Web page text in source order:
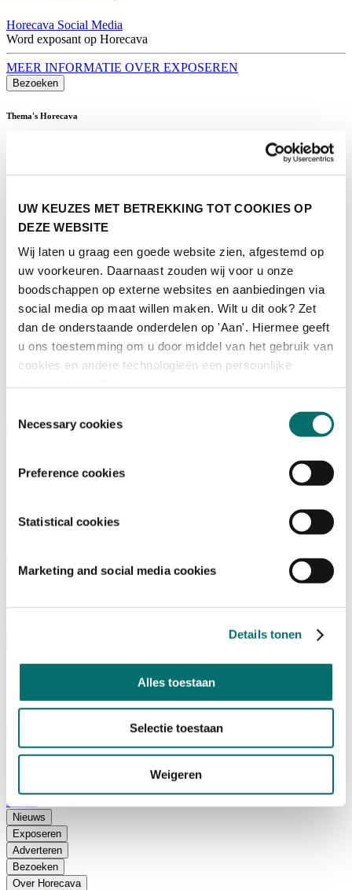
UW KEUZES MET BETREKKING TOT COOKIES OP
DEZE WEBSITE
Wij laten u graag een goede website zien, afgestemd op
uw voorkeuren. Daarnaast zouden wij voor u onze
boodschappen op externe websites en aanbiedingen via
social media op maat willen maken. Wilt u dit ook? Zet
dan de onderstaande onderdelen op 'Aan'. Hiermee geeft
u ons toestemming om u door middel van het gebruik van
cookies en andere technologieën een persoonlijke
Necessary cookies
Preference cookies
Statistical cookies
Marketing and social media cookies
Details tonen
Alles toestaan
Selectie toestaan
Weigeren
Horecava Social Media
Word exposant op Horecava
MEER INFORMATIE OVER EXPOSEREN
Bezoeken
Thema's Horecava
Programma
Terugblik
Activiteiten
Plattegrond
Programma
Bezoekersinformatie
Tickets
Bezoekersinformatie
Bereikbaarheid Horecava
Veelgestelde Vragen
Ticket kopen voor Horecava
Over Horecava
Waarom Horecava
Ticket kopen voor Horecava
NIEUWSBRIEF
Perskamer
English
Home
Nieuws
Exposeren
Adverteren
Bezoeken
Over Horecava